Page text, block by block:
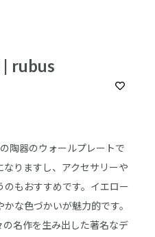
| rubus
陶器のウォールプレートで
りますし、アクセサリーや
もおすすめです。イエロー
な色づかいが魅力的です。
名作を生み出した著名なデ